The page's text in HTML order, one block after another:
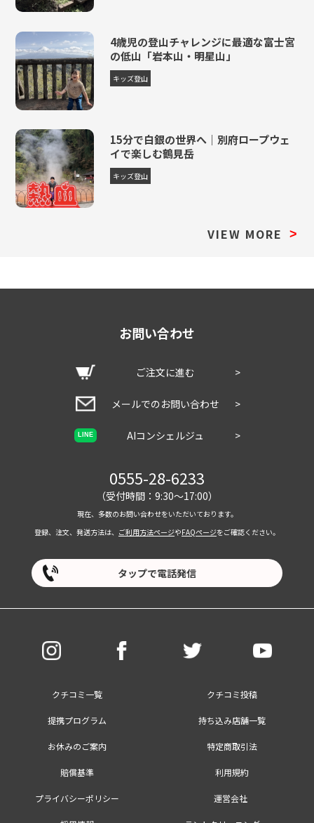
4歳児の登山チャレンジに最適な富士宮
の低山「岩本山・明星山」
キッズ登山
15分で白銀の世界へ｜別府ロープウェ
イで楽しむ鶴見岳
キッズ登山
VIEW MORE >
お問い合わせ
ご注文に進む >
メールでのお問い合わせ >
LINE AIコンシェルジュ >
0555-28-6233
（受付時間：9:30～17:00）
現在、多数のお問い合わせをいただいております。
登録、注文、発送方法は、 ご利用方法ページやFAQページをご確認ください。
タップで電話発信
クチコミ一覧 クチコミ投稿
提携プログラム 持ち込み店舗一覧
お休みのご案内 特定商取引法
賠償基準 利用規約
プライバシーポリシー 運営会社